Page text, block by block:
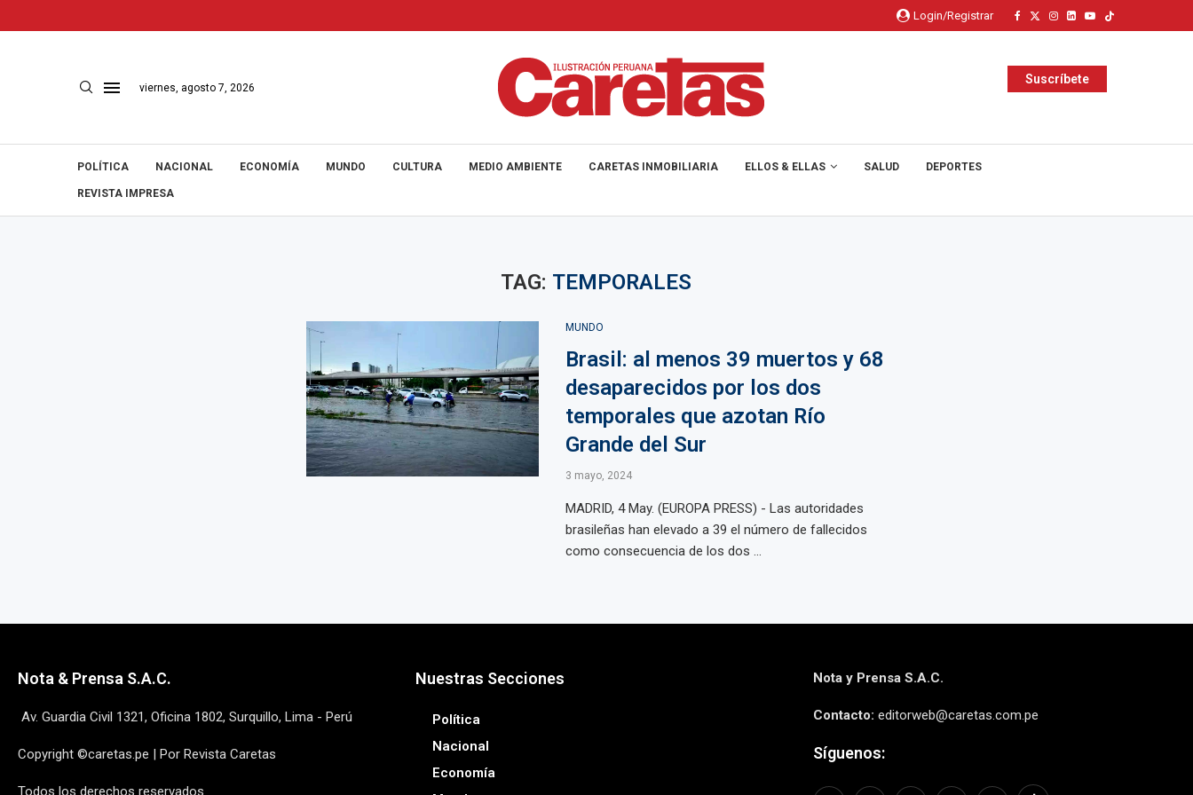
Login/Registrar
viernes, agosto 7, 2026
Suscríbete
POLÍTICA NACIONAL ECONOMÍA MUNDO CULTURA MEDIO AMBIENTE CARETAS INMOBILIARIA ELLOS & ELLAS SALUD DEPORTES
REVISTA IMPRESA
TAG: TEMPORALES
MUNDO
Brasil: al menos 39 muertos y 68
desaparecidos por los dos
temporales que azotan Río
Grande del Sur
3 mayo, 2024
MADRID, 4 May. (EUROPA PRESS) - Las autoridades
brasileñas han elevado a 39 el número de fallecidos
como consecuencia de los dos ...
Nota & Prensa S.A.C.
Av. Guardia Civil 1321, Oficina 1802, Surquillo, Lima - Perú
Copyright ©caretas.pe | Por Revista Caretas
Todos los derechos reservados
Nuestras Secciones
Política
Nacional
Economía
Nota y Prensa S.A.C.
Contacto: editorweb@caretas.com.pe
Síguenos: